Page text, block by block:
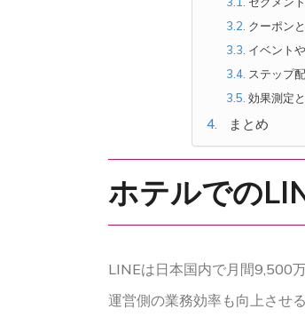
クーポン
イベント
ステップ
効果測定
まとめ
ホテルでの
LINEは日本国内で月間9,500
運営側の業務効率も向上させ